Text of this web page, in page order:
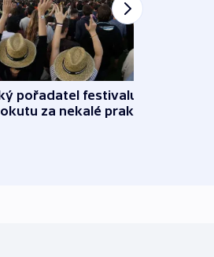
pořadatel festivalu
za nekalé praktiky